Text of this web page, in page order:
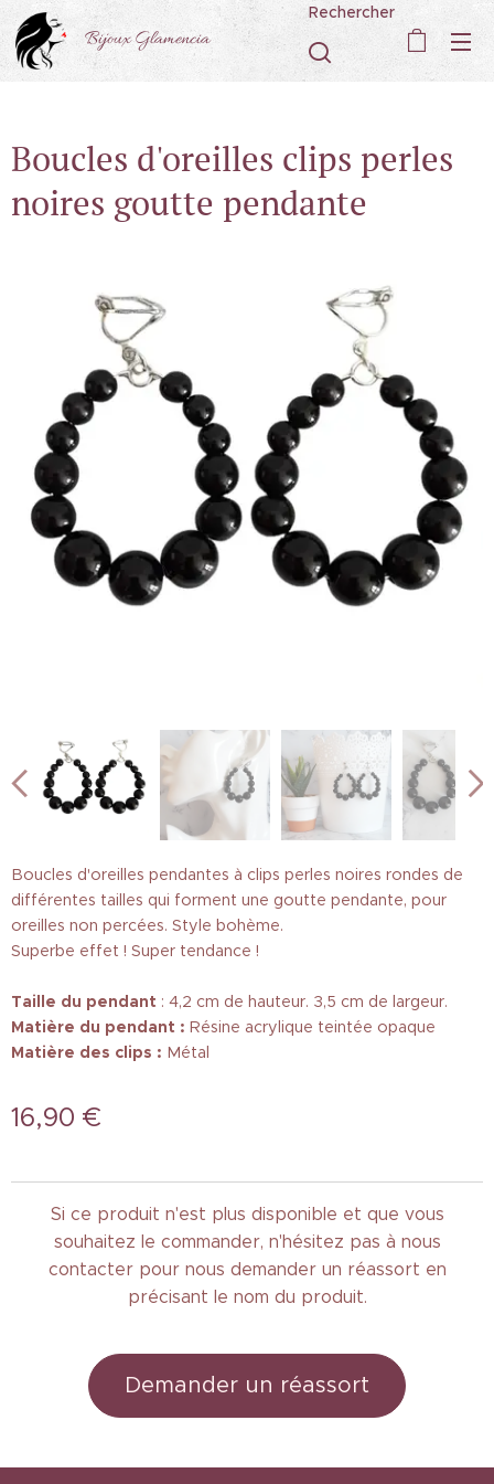
Bijoux Glamencia
Rechercher
Boucles d'oreilles clips perles
noires goutte pendante
Boucles d'oreilles pendantes à clips perles noires rondes de
différentes tailles qui forment une goutte pendante, pour
oreilles non percées. Style bohème.
Superbe effet ! Super tendance !
Taille du pendant : 4,2 cm de hauteur. 3,5 cm de largeur.
Matière du pendant : Résine acrylique teintée opaque
Matière des clips : Métal
16,90 €
Si ce produit n'est plus disponible et que vous
souhaitez le commander, n'hésitez pas à nous
contacter pour nous demander un réassort en
précisant le nom du produit.
Demander un réassort